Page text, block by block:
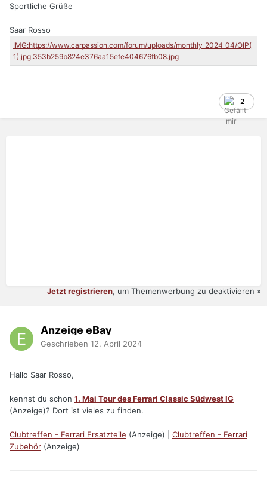
Sportliche Grüße
Saar Rosso
2
Jetzt registrieren, um Themenwerbung zu deaktivieren »
Anzeige eBay
Geschrieben 12. April 2024
Hallo Saar Rosso,
kennst du schon 1. Mai Tour des Ferrari Classic Südwest IG
(Anzeige)? Dort ist vieles zu finden.
Clubtreffen - Ferrari Ersatzteile (Anzeige) | Clubtreffen - Ferrari
Zubehör (Anzeige)